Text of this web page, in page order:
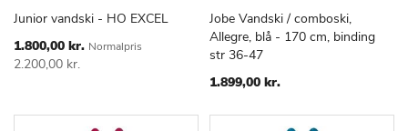
Læg i kurv
TILFØJ
TIL
SAMMENLIGN
Junior vandski - HO EXCEL
Special
Price
1.800,00 kr. Normalpris
2.200,00 kr.
Læg i kurv
TILFØJ
TIL
Jobe Vandski / comboski,
Allegre, blå - 170 cm, binding
str 36-47
1.899,00 kr.